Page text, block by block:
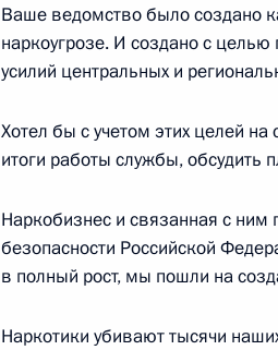
Начало встречи с
Сергеем Игнатьевым
Вступительное слово на
Федерального Собрания
Ваше ведомство было создано
наркоугрозе. И создано с
усилий центральных и
Хотел бы с учетом этих целей
итоги работы службы, обсудить
Наркобизнес и связанная с ним
безопасности Российской
в полный рост, мы пошли на
Наркотики убивают тысячи